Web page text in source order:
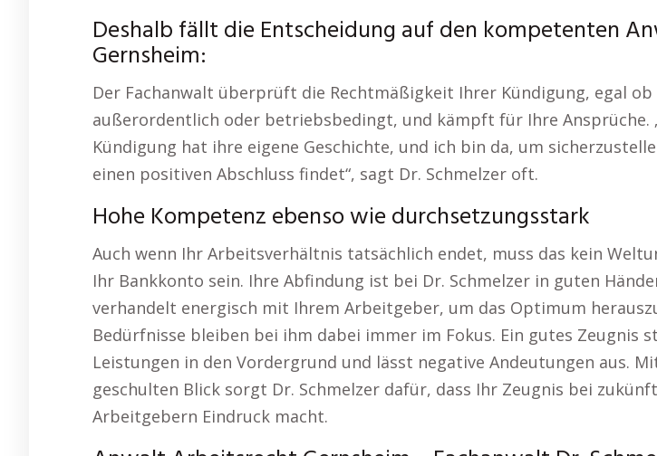
Deshalb fällt die Entscheidung auf den kompetenten
Gernsheim:
Der Fachanwalt überprüft die Rechtmäßigkeit Ihrer Kündigung, egal
außerordentlich oder betriebsbedingt, und kämpft für Ihre Ansprüche.
Kündigung hat ihre eigene Geschichte, und ich bin da, um
einen positiven Abschluss findet“, sagt Dr. Schmelzer oft.
Hohe Kompetenz ebenso wie durchsetzungsstark
Auch wenn Ihr Arbeitsverhältnis tatsächlich endet, muss das kein
Ihr Bankkonto sein. Ihre Abfindung ist bei Dr. Schmelzer in guten
verhandelt energisch mit Ihrem Arbeitgeber, um das Optimum
Bedürfnisse bleiben bei ihm dabei immer im Fokus. Ein gutes Zeugnis
Leistungen in den Vordergrund und lässt negative Andeutungen aus.
geschulten Blick sorgt Dr. Schmelzer dafür, dass Ihr Zeugnis bei
Arbeitgebern Eindruck macht.